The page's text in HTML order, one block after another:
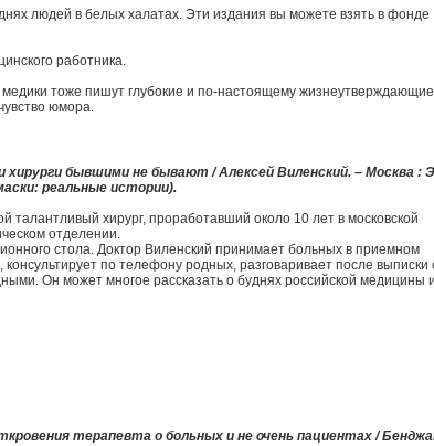
людей в белых халатах. Эти издания вы можете взять в фонде
работника.
тоже пишут глубокие и по-настоящему жизнеутверждающие
юмора.
хирурги бывшими не бывают / Алексей Виленский. – Москва :
реальные истории).
талантливый хирург, проработавший около 10 лет в московской
отделении.
стола. Доктор Виленский принимает больных в приемном
консультирует по телефону родных, разговаривает после выписки
Он может многое рассказать о буднях российской медицины
терапевта о больных и не очень пациентах /